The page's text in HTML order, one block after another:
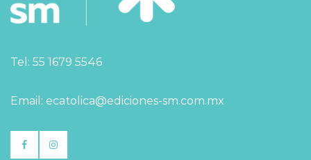
Tel: 55 1679 5546
Email: ecatolica@ediciones-sm.com.mx